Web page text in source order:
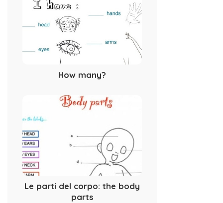
How many?
Le parti del corpo: the body
parts